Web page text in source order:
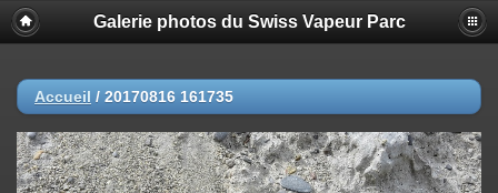
Galerie photos du Swiss Vapeur Parc
Accueil / 20170816 161735